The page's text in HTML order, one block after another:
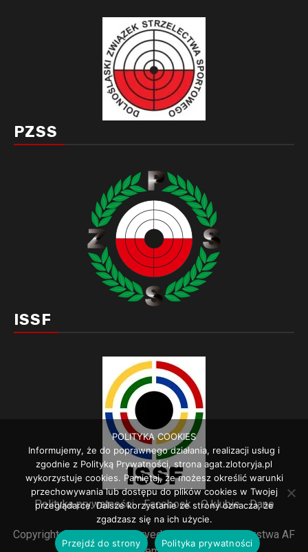
PZSS
ISSF
Polityka prywatności Facebook O klubie Dane
Copyright © All rights reserved.|Newsphereautorstwa AF
POLITYKA COOKIES
Informujemy, że do poprawnego działania, realizacji usług i
zgodnie z Polityką Prywatności, strona agat.zlotoryja.pl
wykorzystuje cookies. Pamiętaj, że możesz określić warunki
przechowywania lub dostępu do plików cookies w Twojej
przeglądarce. Dalsze korzystanie ze strony oznacza, że
zgadzasz się na ich użycie.
Przejdź do strony Polityka prywatności